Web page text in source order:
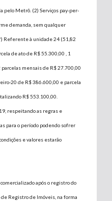
pelo Metrô. (2) Serviços pay-per-
demanda, sem qualquer
Referente à unidade 24 (51,82
de ato de R$ 55.300,00 , 1
mensais de R$ 27.700,00
20 de R$ 386.600,00 e parcela
R$ 553.100,00.
respeitando as regras e
para o período podendo sofrer
e valores estarão
após o registro do
Registro de Imóveis, na forma